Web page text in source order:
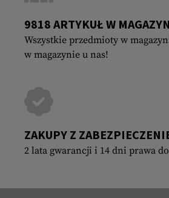
9818 ARTYKUŁ W
Wszystkie przedmioty w
w magazynie u nas!
ZAKUPY Z
2 lata gwarancji i 14 dni prawa